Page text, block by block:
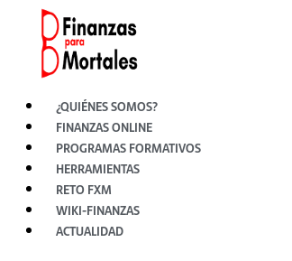
contenido
¿QUIÉNES SOMOS?
FINANZAS ONLINE
PROGRAMAS FORMATIVOS
HERRAMIENTAS
RETO FXM
WIKI-FINANZAS
ACTUALIDAD